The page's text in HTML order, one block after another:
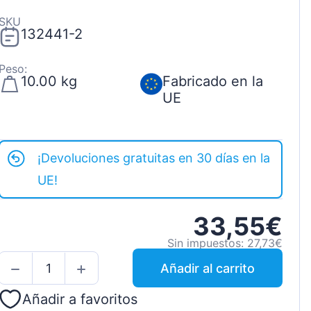
132441-2
10.00 kg
Fabricado en la
UE
¡Devoluciones gratuitas en 30 días en la
UE!
33,55€
Sin impuestos: 27,73€
Añadir al carrito
Añadir a favoritos